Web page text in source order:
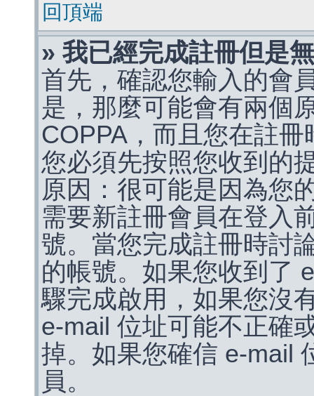
回頂端
» 我已經完成註冊但是
首先，確認您輸入的會
是，那麼可能會有兩個
COPPA，而且您在註
您必須先按照您收到的
原因：很可能是因為您
需要新註冊會員在登入
號。當您完成註冊時討
的帳號。如果您收到了
驟完成啟用，如果您沒
e-mail 位址可能不正確
掉。如果您確信 e-mail
員。